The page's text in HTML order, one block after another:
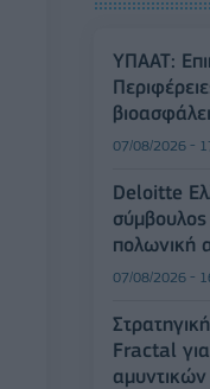
ΥΠΑΑΤ:
07/08/2026 -
Deloitte
πολωνική
07/08/2026 -
Fractal